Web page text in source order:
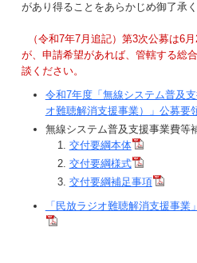
があり得ることをあらかじめ御了承く
（令和7年7月追記）第3次公募は6
が、申請希望があれば、管轄する総
談ください。
令和7年度「無線システム普及
オ難聴解消支援事業）」公募要
無線システム普及支援事業費等
交付要綱本体
交付要綱様式
交付要綱補足事項
「民放ラジオ難聴解消支援事業